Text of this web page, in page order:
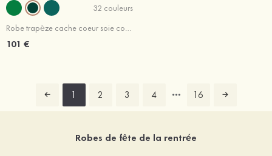
32 couleurs
Robe trapèze cache coeur soie comme du satin courte/mini robe de fête de la rentrée
101 €
1 2 3 4 16
Robes de fête de la rentrée